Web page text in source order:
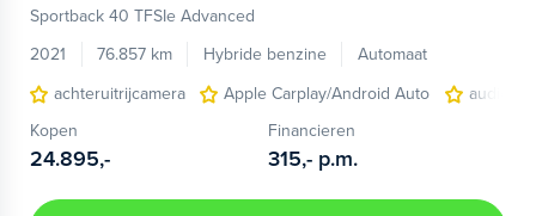
Sportback 40 TFSIe Advanced
2021
76.857 km Hybride benzine
Automaat
achteruitrijcamera
Apple Carplay/Android Auto
audio
Kopen
24.895,-
Financieren
315,- p.m.